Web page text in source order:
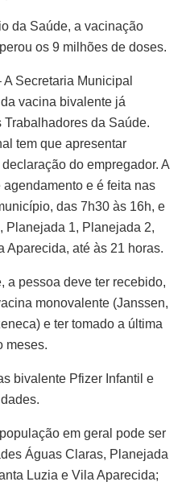
da Saúde, a vacinação
os 9 milhões de doses.
A Secretaria Municipal
vacina bivalente já
da Saúde.
tem que apresentar
do empregador. A
e é feita nas
das 7h30 às 16h, e
Planejada 1, Planejada 2,
Aparecida, até às 21 horas.
a pessoa deve ter recebido,
monovalente (Janssen,
e ter tomado a última
meses.
bivalente Pfizer Infantil e
em geral pode ser
Águas Claras, Planejada
Luzia e Vila Aparecida;